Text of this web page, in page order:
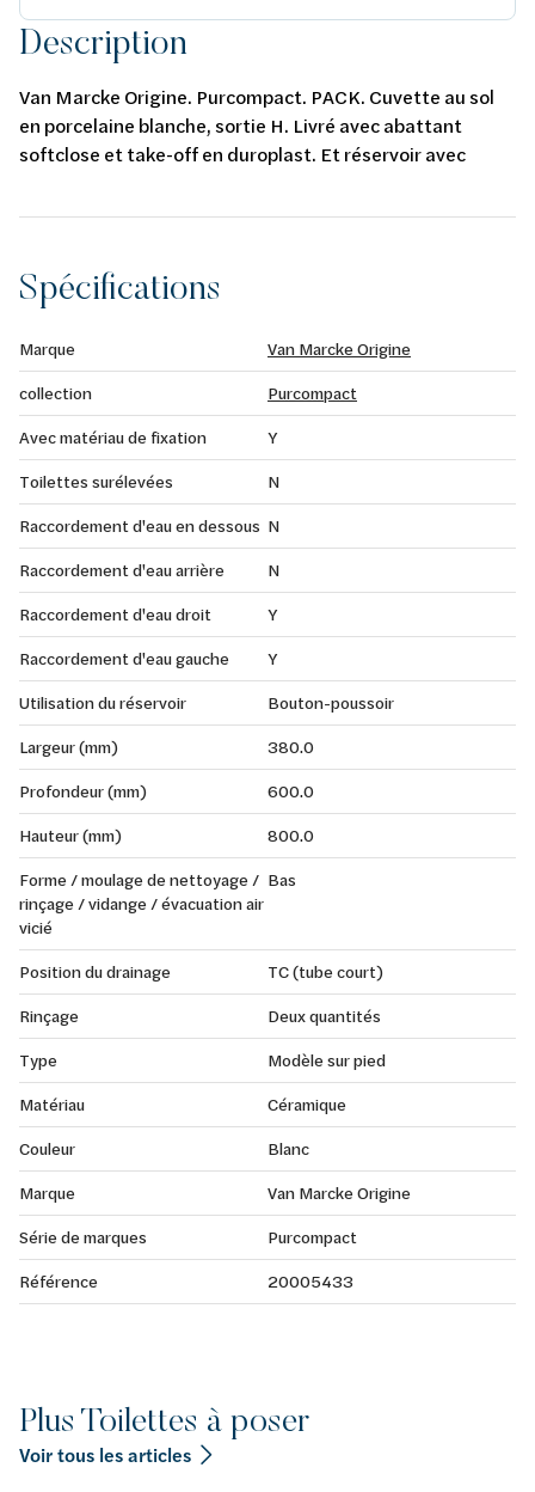
Description
Van Marcke Origine. Purcompact. PACK. Cuvette au sol
en porcelaine blanche, sortie H. Livré avec abattant
softclose et take-off en duroplast. Et réservoir avec
Spécifications
Marque
Van Marcke Origine
collection
Purcompact
Avec matériau de fixation
Y
Toilettes surélevées
N
Raccordement d'eau en dessous N
Raccordement d'eau arrière
N
Raccordement d'eau droit
Y
Raccordement d'eau gauche
Y
Utilisation du réservoir
Bouton-poussoir
Largeur (mm)
380.0
Profondeur (mm)
600.0
Hauteur (mm)
800.0
Forme / moulage de nettoyage /
rinçage / vidange / évacuation air
vicié
Bas
Position du drainage
TC (tube court)
Rinçage
Deux quantités
Type
Modèle sur pied
Matériau
Céramique
Couleur
Blanc
Marque
Van Marcke Origine
Série de marques
Purcompact
Référence
20005433
Plus Toilettes à poser
Voir tous les articles